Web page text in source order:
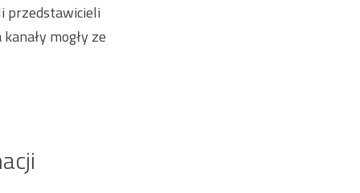
przedstawicieli
mogły ze